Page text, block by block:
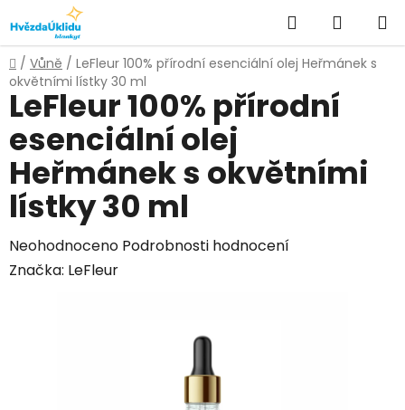
na
obsah
Hledat
KOŠÍK
Domů
/ Vůně / LeFleur 100% přírodní esenciální olej Heřmánek s
okvětními lístky 30 ml
LeFleur 100% přírodní
esenciální olej
Heřmánek s okvětními
lístky 30 ml
Průměrné
hodnocení
Neohodnoceno Podrobnosti hodnocení
Značka: LeFleur